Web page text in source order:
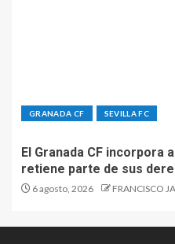
GRANADA CF SEVILLA FC
El Granada CF incorpora
retiene parte de sus
6 agosto, 2026 FRANCISCO